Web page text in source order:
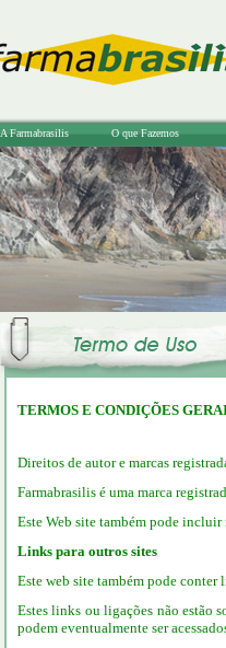
A Farmabrasilis O que Fazemos
TERMOS E CONDIÇÕES
Direitos de autor e marcas
Farmabrasilis é uma marca
Este Web site também pode incluir
Links para outros sites
Este web site também pode conter
Estes links ou ligações não estão
podem eventualmente ser